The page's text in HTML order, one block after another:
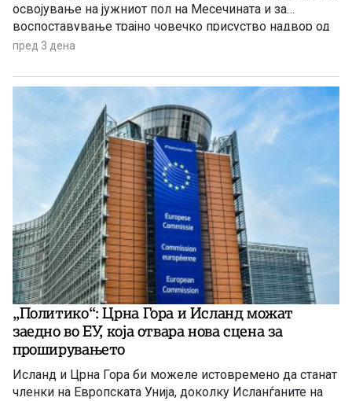
освојување на јужниот пол на Месечината и за
воспоставување трајно човечко присуство надвор од
Земјата.
пред 3 дена
„Политико“: Црна Гора и Исланд можат
заедно во ЕУ, која отвара нова сцена за
проширувањето
Исланд и Црна Гора би можеле истовремено да станат
членки на Европската Унија, доколку Исланѓаните на